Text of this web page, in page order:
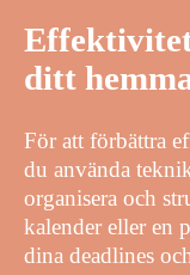
ditt
För att förbättra
du använda
organisera och
kalender eller en
dina deadlines